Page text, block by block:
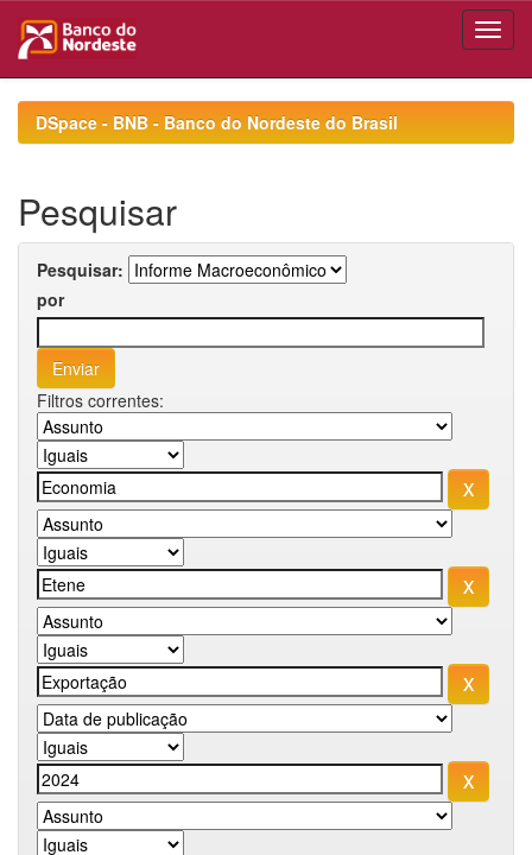
navigationDSpace - BNB - Banco do Nordeste do Brasil
Pesquisar
Pesquisar:
por
Filtros correntes: